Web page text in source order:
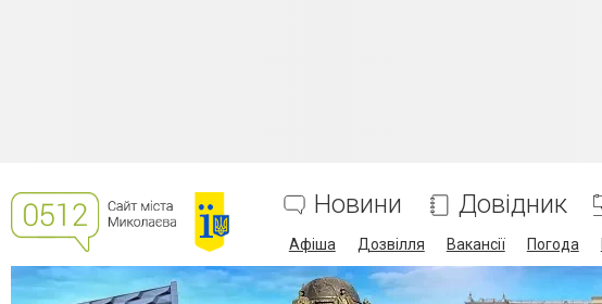
Новини Довідник
Афіша Дозвілля Вакансії Погода